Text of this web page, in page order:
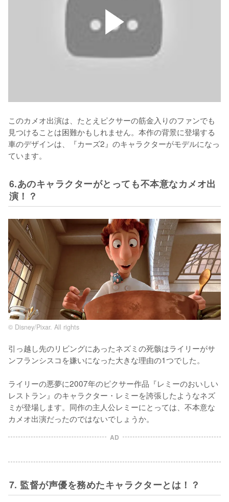
このカメオ出演は、たとえピクサーの筋金入りのファンでも
見つけることは困難かもしれません。本作の背景に登場する
車のデザインは、『カーズ2』のキャラクターがモデルになっ
ています。
6.あのキャラクターがとっても不本意なカメオ出
演！？
© Disney/Pixar. All rights
引っ越し先のリビングにあったネズミの死骸はライリーがサ
ンフランシスコを嫌いになった大きな理由の1つでした。
ライリーの悪夢に2007年のピクサー作品『レミーのおいしい
レストラン』のキャラクター・レミーを誇張したようなネズ
ミが登場します。同作の主人公レミーにとっては、不本意な
カメオ出演だったのではないでしょうか。
AD
7. 監督が声優を務めたキャラクターとは！？